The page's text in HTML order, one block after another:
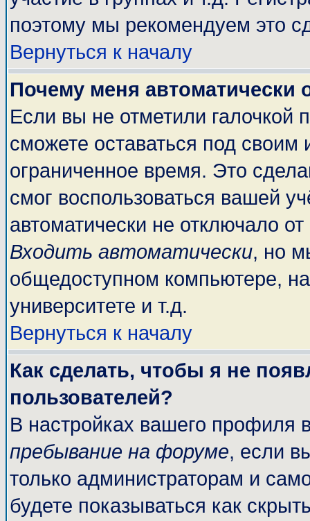
поэтому мы рекомендуем это
Вернуться к началу
Почему меня автоматически
Если вы не отметили галочкой
сможете оставаться под
ограниченное время. Это
смог воспользоваться вашей
автоматически не отключало
Входить автоматически, но
общедоступном компьютере,
университете и т.д.
Вернуться к началу
Как сделать, чтобы я не
пользователей?
В настройках вашего профиля
пребывание на форуме, если
только администраторам и
будете показываться как